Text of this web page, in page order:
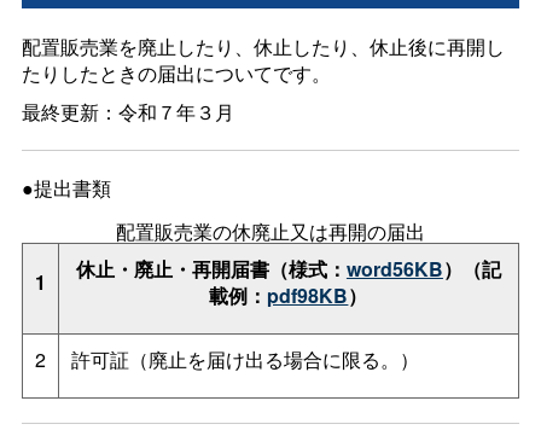
配置販売業を廃止したり、休止したり、休止後に再開し
たりしたときの届出についてです。
最終更新：令和７年３月
●提出書類
配置販売業の休廃止又は再開の届出
1
休止・廃止・再開届書（様式： word56KB）（記
載例： pdf98KB）
2 許可証（廃止を届け出る場合に限る。）